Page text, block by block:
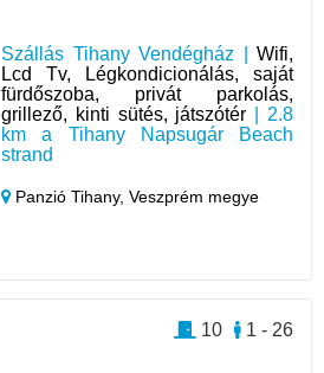
Szállás Tihany Vendégház | Wifi,
Lcd Tv, Légkondicionálás, saját
fürdőszoba, privát parkolás,
grillező, kinti sütés, játszótér | 2.8
km a Tihany Napsugár Beach
strand
Panzió Tihany,Veszprém megye
1 - 26
10